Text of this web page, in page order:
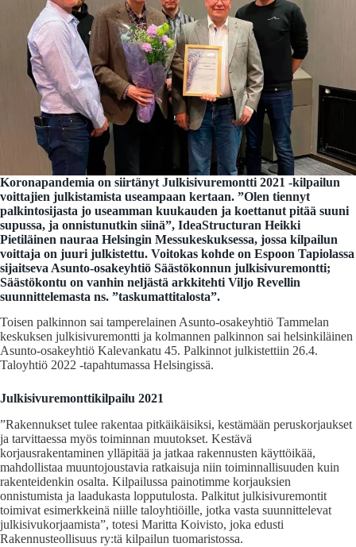
Koronapandemia on siirtänyt Julkisivuremontti 2021 -kilpailun
voittajien julkistamista useampaan kertaan. ”Olen tiennyt
palkintosijasta jo useamman kuukauden ja koettanut pitää suuni
supussa, ja onnistunutkin siinä”, IdeaStructuran Heikki
Pietiläinen nauraa Helsingin Messukeskuksessa, jossa kilpailun
voittaja on juuri julkistettu. Voitokas kohde on Espoon Tapiolassa
sijaitseva Asunto-osakeyhtiö Säästökonnun julkisivuremontti;
Säästökontu on vanhin neljästä arkkitehti Viljo Revellin
suunnittelemasta ns. ”taskumattitalosta”.
Toisen palkinnon sai tamperelainen Asunto-osakeyhtiö Tammelan
keskuksen julkisivuremontti ja kolmannen palkinnon sai helsinkiläinen
Asunto-osakeyhtiö Kalevankatu 45. Palkinnot julkistettiin 26.4.
Taloyhtiö 2022 -tapahtumassa Helsingissä.
Julkisivuremonttikilpailu 2021
”Rakennukset tulee rakentaa pitkäikäisiksi, kestämään peruskorjaukset
ja tarvittaessa myös toiminnan muutokset. Kestävä
korjausrakentaminen ylläpitää ja jatkaa rakennusten käyttöikää,
mahdollistaa muuntojoustavia ratkaisuja niin toiminnallisuuden kuin
rakenteidenkin osalta. Kilpailussa painotimme korjauksien
onnistumista ja laadukasta lopputulosta. Palkitut julkisivuremontit
toimivat esimerkkeinä niille taloyhtiöille, jotka vasta suunnittelevat
julkisivukorjaamista”, totesi Maritta Koivisto, joka edusti
Rakennusteollisuus ry:tä kilpailun tuomaristossa.